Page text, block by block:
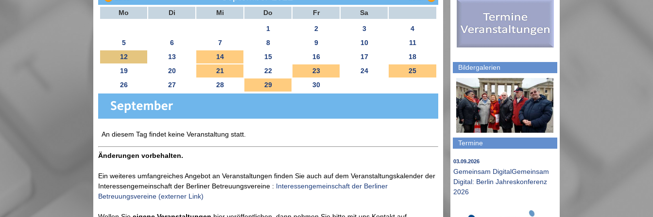
Mo Di Mi Do Fr Sa
1 2 3
4
5
6 7 8 9 10
11
12
13 14 15 16 17
18
19
20 21 22 23 24
25
26
27 28 29 30
An diesem Tag findet keine Veranstaltung statt.
Änderungen vorbehalten.
Ein weiteres umfangreiches Angebot an Veranstaltungen finden Sie auch auf dem Veranstaltungskalender der
Interessengemeinschaft der Berliner Betreuungsvereine : Interessengemeinschaft der Berliner
Betreuungsvereine (externer Link)
Bildergalerien
Termine
03.09.2026
Gemeinsam DigitalGemeinsam
Digital: Berlin Jahreskonferenz
2026